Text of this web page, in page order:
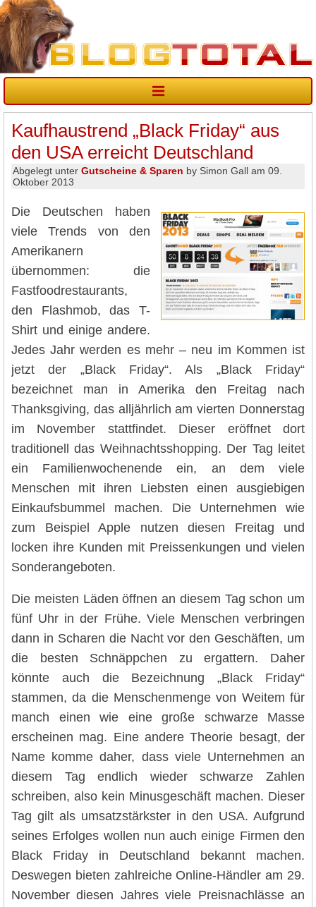
Kaufhaustrend „Black Friday“ aus
den USA erreicht Deutschland
Abgelegt unter Gutscheine & Sparen by Simon Gall am 09.
Oktober 2013
Die Deutschen haben
viele Trends von den
Amerikanern
übernommen: die
Fastfoodrestaurants,
den Flashmob, das T-
Shirt und einige andere.
Jedes Jahr werden es mehr – neu im Kommen ist
jetzt der „Black Friday“. Als „Black Friday“
bezeichnet man in Amerika den Freitag nach
Thanksgiving, das alljährlich am vierten Donnerstag
im November stattfindet. Dieser eröffnet dort
traditionell das Weihnachtsshopping. Der Tag leitet
ein Familienwochenende ein, an dem viele
Menschen mit ihren Liebsten einen ausgiebigen
Einkaufsbummel machen. Die Unternehmen wie
zum Beispiel Apple nutzen diesen Freitag und
locken ihre Kunden mit Preissenkungen und vielen
Sonderangeboten.
Die meisten Läden öffnen an diesem Tag schon um
fünf Uhr in der Frühe. Viele Menschen verbringen
dann in Scharen die Nacht vor den Geschäften, um
die besten Schnäppchen zu ergattern. Daher
könnte auch die Bezeichnung „Black Friday“
stammen, da die Menschenmenge von Weitem für
manch einen wie eine große schwarze Masse
erscheinen mag. Eine andere Theorie besagt, der
Name komme daher, dass viele Unternehmen an
diesem Tag endlich wieder schwarze Zahlen
schreiben, also kein Minusgeschäft machen. Dieser
Tag gilt als umsatzstärkster in den USA. Aufgrund
seines Erfolges wollen nun auch einige Firmen den
Black Friday in Deutschland bekannt machen.
Deswegen bieten zahlreiche Online-Händler am 29.
November diesen Jahres viele Preisnachlässe an